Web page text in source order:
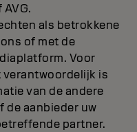
als betrokkene
of met de
Voor
verantwoordelijk is
van de andere
de aanbieder uw
partner.